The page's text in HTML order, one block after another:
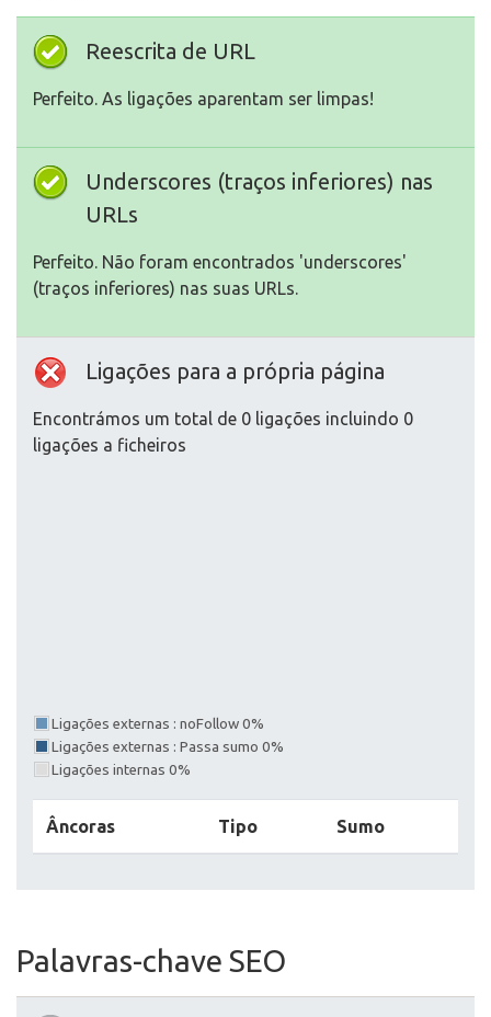
Reescrita de URL
Perfeito. As ligações aparentam ser limpas!
Underscores (traços inferiores) nas
URLs
Perfeito. Não foram encontrados 'underscores'
(traços inferiores) nas suas URLs.
Ligações para a própria página
Encontrámos um total de 0 ligações incluindo 0
ligações a ficheiros
Ligações externas : noFollow 0%
Ligações externas : Passa sumo 0%
Ligações internas 0%
Âncoras Tipo Sumo
Palavras-chave SEO